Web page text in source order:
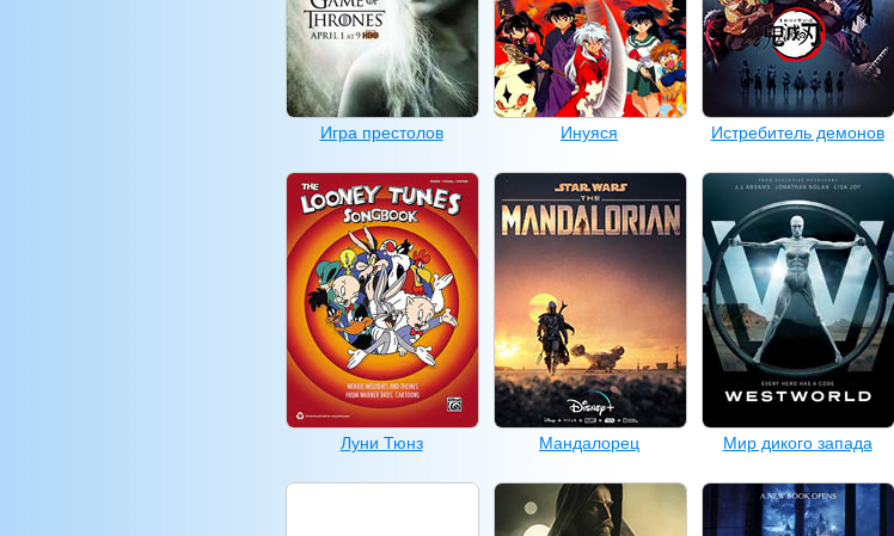
Игра престолов Инуяся Истребитель демонов
Луни Тюнз Мандалорец Мир дикого запада